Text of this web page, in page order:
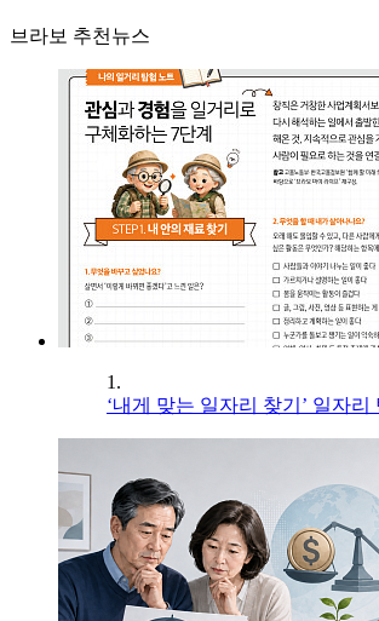
브라보 추천뉴스
1.
‘내게 맞는 일자리 찾기’ 일자리